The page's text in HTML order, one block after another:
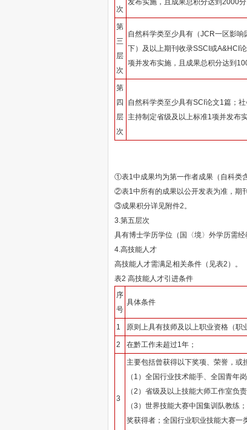
次
发布实施，且成果总积分达到2000
第
三
层
次
自然科学类至少具有（JCR一区影
下）及以上期刊收录SSCI或A&HCI
项并发布实施，且成果总积分达到
第
四
层
次
自然科学类至少具有SCI论文1篇；
主持制定省级及以上标准1项并发布
①表1中成果均为第一作者成果（自科类
②表1中所有的成果以公开发表为准，期
③成果积分详见附件2。
3.第五层次
具有博士学历学位（国〈境〉外学历需
4.高技能人才
高技能人才需满足相关条件（见表2）。
表2 高技能人才引进条件
序
号
具体条件
1 原则上具有技师及以上职业资格（职
2 在黔工作未超过1年；
3
主要包括曾获得以下奖项、荣誉，或
（1）全国行业技术能手、全国青年
（2）省级及以上技能大师工作室负
（3）世界技能大赛中国集训队教练
奖获得者；全国行业职业技能大赛一